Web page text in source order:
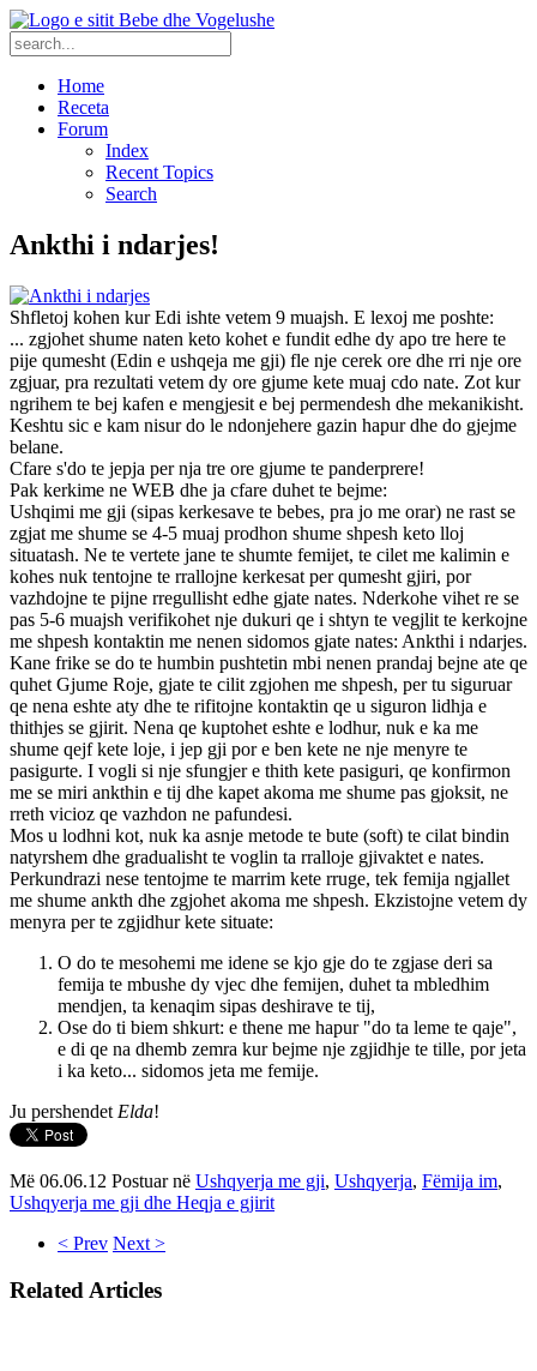
Home
Receta
Forum
Index
Recent Topics
Search
Ankthi i ndarjes!
Shfletoj kohen kur Edi ishte vetem 9 muajsh. E lexoj me poshte:
... zgjohet shume naten keto kohet e fundit edhe dy apo tre here te
pije qumesht (Edin e ushqeja me gji) fle nje cerek ore dhe rri nje ore
zgjuar, pra rezultati vetem dy ore gjume kete muaj cdo nate. Zot kur
ngrihem te bej kafen e mengjesit e bej permendesh dhe mekanikisht.
Keshtu sic e kam nisur do le ndonjehere gazin hapur dhe do gjejme
belane.
Cfare s'do te jepja per nja tre ore gjume te panderprere!
Pak kerkime ne WEB dhe ja cfare duhet te bejme:
Ushqimi me gji (sipas kerkesave te bebes, pra jo me orar) ne rast se
zgjat me shume se 4-5 muaj prodhon shume shpesh keto lloj
situatash. Ne te vertete jane te shumte femijet, te cilet me kalimin e
kohes nuk tentojne te rrallojne kerkesat per qumesht gjiri, por
vazhdojne te pijne rregullisht edhe gjate nates. Nderkohe vihet re se
pas 5-6 muajsh verifikohet nje dukuri qe i shtyn te vegjlit te kerkojne
me shpesh kontaktin me nenen sidomos gjate nates: Ankthi i ndarjes.
Kane frike se do te humbin pushtetin mbi nenen prandaj bejne ate qe
quhet Gjume Roje, gjate te cilit zgjohen me shpesh, per tu siguruar
qe nena eshte aty dhe te rifitojne kontaktin qe u siguron lidhja e
thithjes se gjirit. Nena qe kuptohet eshte e lodhur, nuk e ka me
shume qejf kete loje, i jep gji por e ben kete ne nje menyre te
pasigurte. I vogli si nje sfungjer e thith kete pasiguri, qe konfirmon
me se miri ankthin e tij dhe kapet akoma me shume pas gjoksit, ne
rreth vicioz qe vazhdon ne pafundesi.
Mos u lodhni kot, nuk ka asnje metode te bute (soft) te cilat bindin
natyrshem dhe gradualisht te voglin ta rralloje gjivaktet e nates.
Perkundrazi nese tentojme te marrim kete rruge, tek femija ngjallet
me shume ankth dhe zgjohet akoma me shpesh. Ekzistojne vetem dy
menyra per te zgjidhur kete situate:
O do te mesohemi me idene se kjo gje do te zgjase deri sa
femija te mbushe dy vjec dhe femijen, duhet ta mbledhim
mendjen, ta kenaqim sipas deshirave te tij,
Ose do ti biem shkurt: e thene me hapur "do ta leme te qaje",
e di qe na dhemb zemra kur bejme nje zgjidhje te tille, por jeta
i ka keto... sidomos jeta me femije.
Ju pershendet Elda!
Më 06.06.12 Postuar në Ushqyerja me gji, Ushqyerja, Fëmija im,
Ushqyerja me gji dhe Heqja e gjirit
< Prev Next >
Related Articles